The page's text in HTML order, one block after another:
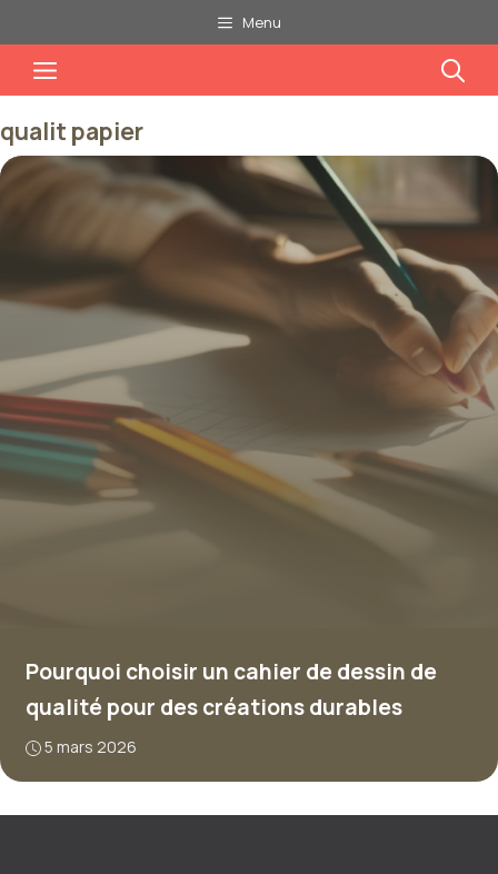
au
contenu
Menu
Menu
qualit papier
Pourquoi choisir un cahier de dessin de
qualité pour des créations durables
5 mars 2026